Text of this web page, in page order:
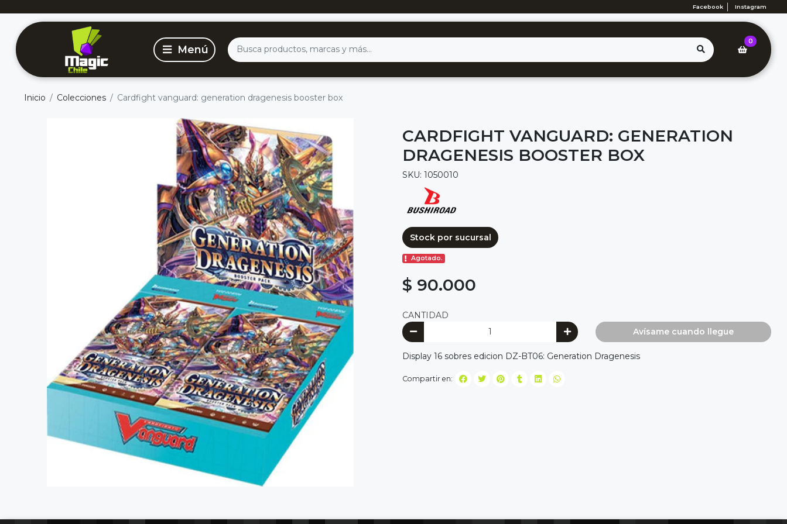
Facebook Instagram
0
Inicio Colecciones Cardfight vanguard: generation dragenesis booster box
CARDFIGHT VANGUARD: GENERATION
DRAGENESIS BOOSTER BOX
SKU: 1050010
Stock por sucursal
Agotado.
$ 90.000
CANTIDAD
Avísame cuando llegue
Display 16 sobres edicion DZ-BT06: Generation Dragenesis
Compartir en: